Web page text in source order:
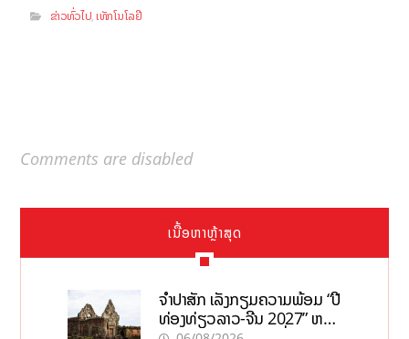
ຂ່າວທົ່ວໄປ ,ເທັກໂນໂລຢີ
Comments are disabled
ເນື້ອຫາຫຼ້າສຸດ
ຈຳປາສັກ ເລັ່ງກຽມຄວາມພ້ອມ “ປີ
ທ່ອງທ່ຽວລາວ-ຈີນ 2027” ຫວັງ